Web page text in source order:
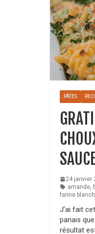
PÂTES
24 janvier
amande,
farine
J’ai fait
panais
résultat